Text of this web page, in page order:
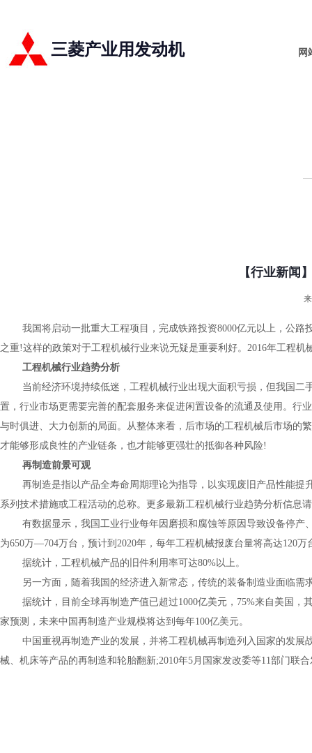
网
三菱产业用发动机
【行业新闻
我国将启动一批重大工程项目，完成铁路投资8000亿元以上，公路
之重!这样的政策对于工程机械行业来说无疑是重要利好。 2016年工程机
工程机械行业趋势分析
当前经济环境持续低迷，工程机械行业出现大面积亏损，但我国
置，行业市场更需要完善的配套服务来促进闲置设备的流通及使用。行
与时俱进、大力创新的局面。从整体来看，后市场的工程机械后市场的
才能够形成良性的产业链条，也才能够更强壮的抵御各种风险!
再制造前景可观
再制造是指以产品全寿命周期理论为指导，以实现废旧产品性能
系列技术措施或工程活动的总称。更多最新工程机械行业趋势分析信息
有数据显示，我国工业行业每年因磨损和腐蚀等原因导致设备停产
为650万—704万台，预计到 2020年，每年工程机械报废台量将高达120万
据统计，工程机械产品的旧件利用率可达80%以上。
另一方面，随着我国的经济进入新常态，传统的装备制造业面临
据统计，目前全球再制造产值已超过1000亿美元， 75%来自美国，
家预测，未来中国再制造产业规模将达到每年100亿美元。
中国重视再制造产业的发展，并将工程机械再制造列入国家的发展
械、机床等产品的再制造和轮胎翻新;2010年5月国家发改委等11部门联